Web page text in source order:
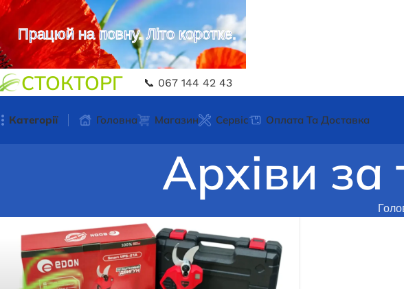
СТОКТОРГ 📞 067 144 42 43
Категорії Головна Магазин Сервіс Оплата Та Доставка
Архіви за
Працюй на повну. Літо коротке.